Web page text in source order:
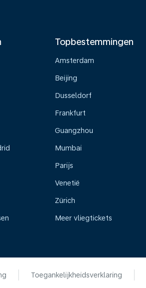
Topbestemmingen
Amsterdam
Beijing
Dusseldorf
Frankfurt
Guangzhou
Mumbai
Parijs
Venetië
Zürich
Meer vliegtickets
Toegankelijkheidsverklaring